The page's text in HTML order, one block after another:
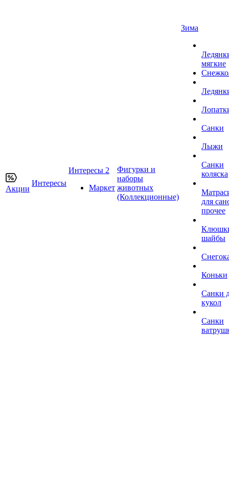
Акции
Интересы
Интересы 2
Маркет
Фигурки и
наборы
животных
(Коллекционные)
Зима
мягкие
Санки
Лыжи
Санки
коляска
для
прочее
шайбы
Коньки
Санки
кукол
Санки